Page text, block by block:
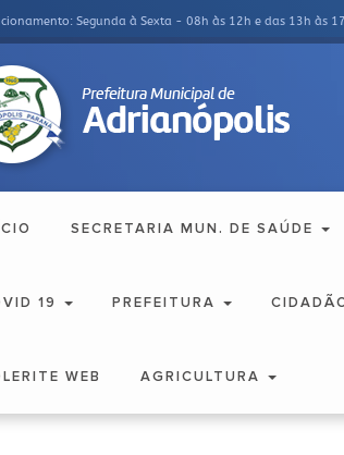
Segunda à Sexta - 08h às 12h e das 13h às
SECRETARIA MUN. DE SAÚDE
19 PREFEITURA
WEB AGRICULTURA